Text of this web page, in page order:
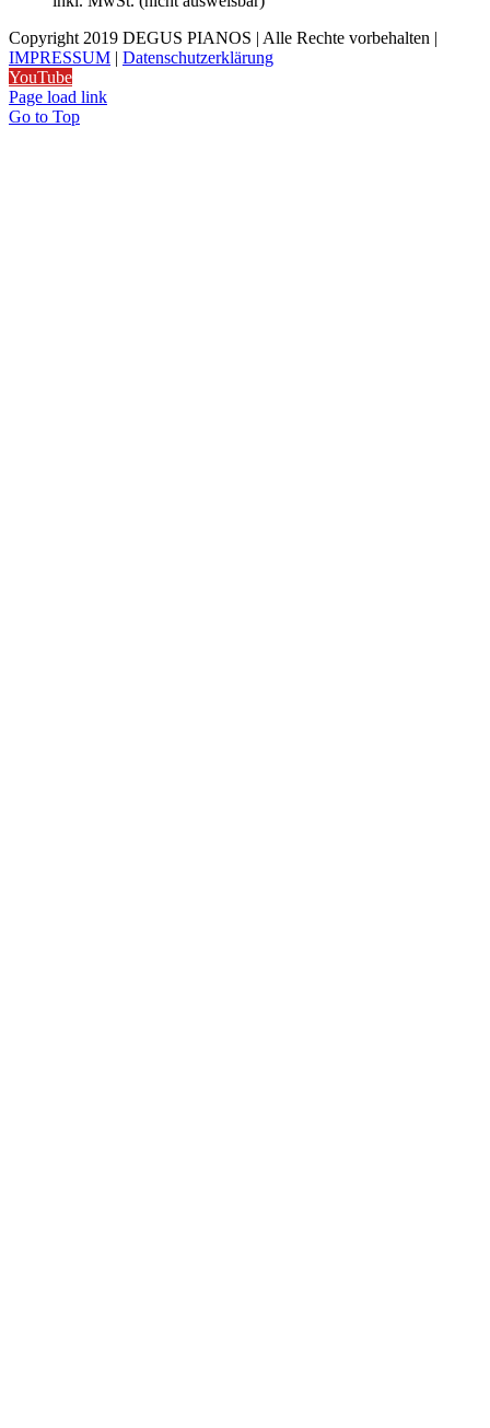
Copyright 2019 DEGUS PIANOS | Alle Rechte vorbehalten |
IMPRESSUM | Datenschutzerklärung
YouTube
Page load link
Go to Top